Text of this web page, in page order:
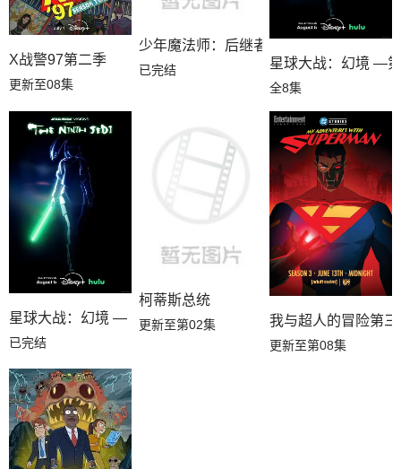
X战警97第二季
更新至08集
少年魔法师：后继者第三季
已完结 星球大战：幻境 —
全8集
星球大战：幻境 — 第九个绝地武士
已完结
柯蒂斯总统
更新至第02集 我与超人的冒险第三
更新至第08集